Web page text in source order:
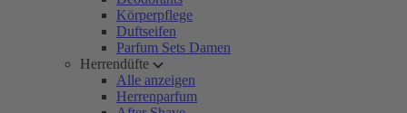
Körperpflege
Duftseifen
Parfum Sets Damen
Herrendüfte
Alle anzeigen
Herrenparfum